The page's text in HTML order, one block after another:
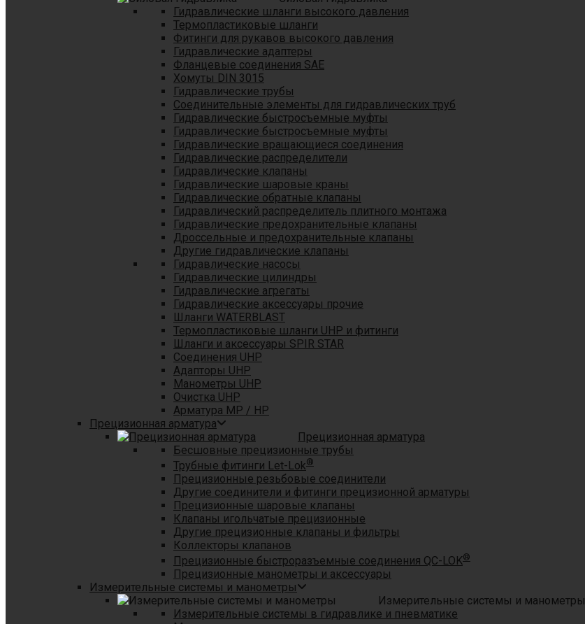
Гидравлические шланги высокого давления
Термопластиковые шланги
Фитинги для рукавов высокого давления
Гидравлические адаптеры
Фланцевые соединения SAE
Хомуты DIN 3015
Гидравлические трубы
Соединительные элементы для гидравлических труб
Гидравлические быстросъемные муфты
Гидравлические быстросъемные муфты
Гидравлические вращающиеся соединения
Гидравлические распределители
Гидравлические клапаны
Гидравлические шаровые краны
Гидравлические обратные клапаны
Гидравлический распределитель плитного монтажа
Гидравлические предохранительные клапаны
Дроссельные и предохранительные клапаны
Другие гидравлические клапаны
Гидравлические насосы
Гидравлические цилиндры
Гидравлические агрегаты
Гидравлические аксессуары прочие
Шланги WATERBLAST
Термопластиковые шланги UHP и фитинги
Шланги и аксессуары SPIR STAR
Соединения UHP
Адапторы UHP
Манометры UHP
Очистка UHP
Арматура MP / HP
Прецизионная арматура
Прецизионная арматура
Бесшовные прецизионные трубы
Трубные фитинги Let-Lok®
Прецизионные резьбовые соединители
Другие соединители и фитинги прецизионной арматуры
Прецизионные шаровые клапаны
Клапаны игольчатые прецизионные
Другие прецизионные клапаны и фильтры
Коллекторы клапанов
Прецизионные быстроразъемные соединения QC-LOK®
Прецизионные манометры и аксессуары
Измерительные системы и манометры
Измерительные системы и манометры
Измерительные системы в гидравлике и пневматике